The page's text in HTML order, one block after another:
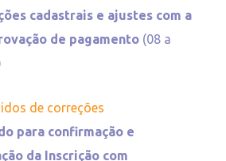
cadastrais e ajustes com a
de pagamento (08 a
de correções
para confirmação e
da Inscrição com